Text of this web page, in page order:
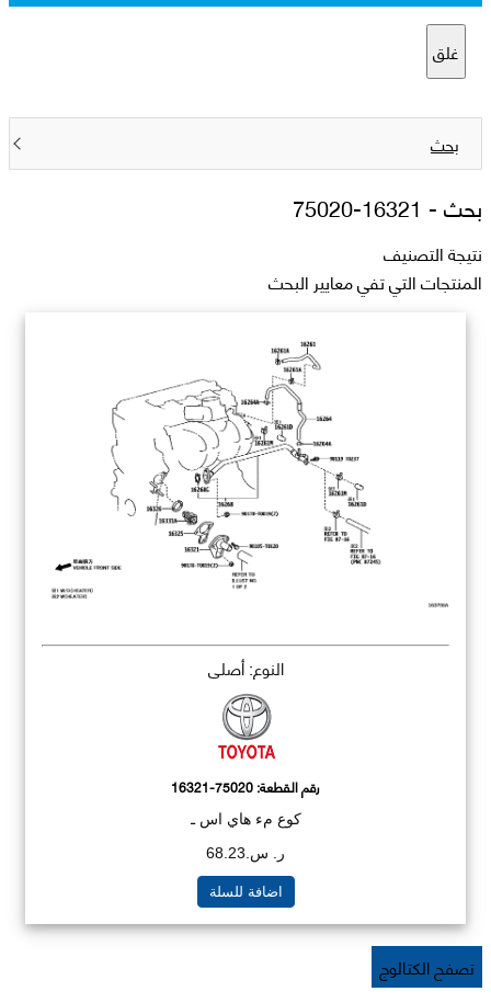
غلق
بحث
بحث - 16321-75020
نتيجة التصنيف
المنتجات التي تفي معايير البحث
النوع: أصلي
رقم القطعة:16321-75020
كوع مء هاي اس ـ
ر. س.68.23
اضافة للسلة
تصفح الكتالوج